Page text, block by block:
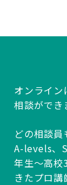
オンライ
相談ができ
どの相談員
A-levels、
年生～高校
きたプロ講